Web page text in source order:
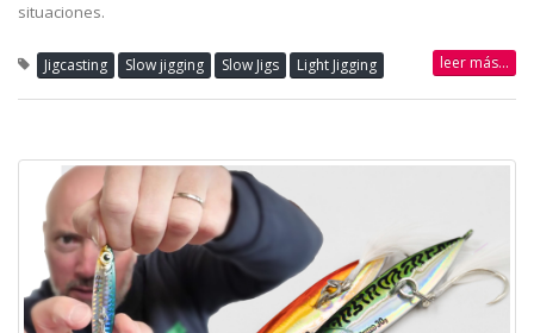
situaciones.
Jigcasting Slow jigging Slow Jigs Light Jigging leer más...